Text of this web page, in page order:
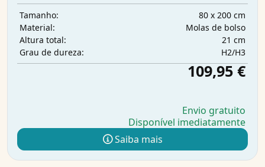
Tamanho:
80 x 200 cm
Material:
Molas de bolso
Altura total:
21 cm
Grau de dureza:
H2/H3
109,95 €
Envio gratuito
Disponível imediatamente
Saiba mais